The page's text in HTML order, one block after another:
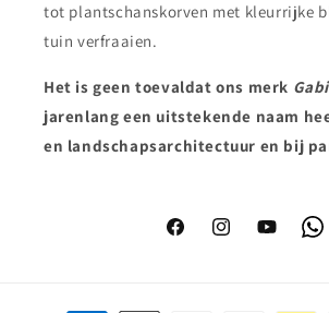
tot plantschanskorven met kleurrijke
tuin verfraaien.
Het is geen toevaldat ons merk
jarenlang een uitstekende naam
en landschapsarchitectuur en bij
FacebookInstagramYouTube